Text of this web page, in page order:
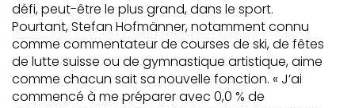
défi, peut-être le plus grand, dans le sport.
Pourtant, Stefan Hofmänner, notamment connu
comme commentateur de courses de ski, de fêtes
de lutte suisse ou de gymnastique artistique, aime
comme chacun sait sa nouvelle fonction. « J’ai
commencé à me préparer avec 0,0 % de